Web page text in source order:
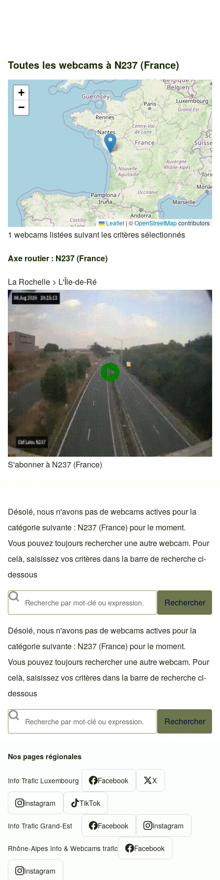
Toutes les webcams à N237 (France)
+
−
Leaflet | ©OpenStreetMapcontributors
1 webcams listées suivant les critères sélectionnés
Axe routier : N237 (France)
La Rochelle > L'Île-de-Ré
S'abonner à N237 (France)
Désolé, nous n'avons pas de webcams actives pour la
catégorie suivante : N237 (France) pour le moment.
Vous pouvez toujours rechercher une autre webcam. Pour
celà, saisissez vos critères dans la barre de recherche ci-
dessous
Rechercher
Désolé, nous n'avons pas de webcams actives pour la
catégorie suivante : N237 (France) pour le moment.
Vous pouvez toujours rechercher une autre webcam. Pour
celà, saisissez vos critères dans la barre de recherche ci-
dessous
Rechercher
Nos pages régionales
Info Trafic Luxembourg Facebook X
Instagram TikTok
Info Trafic Grand-Est Facebook Instagram
Rhône-Alpes Info & Webcams trafic Facebook
Instagram